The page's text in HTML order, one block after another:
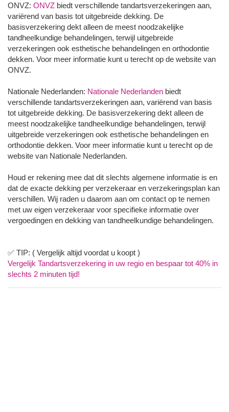
ONVZ: ONVZ biedt verschillende tandartsverzekeringen aan,
variërend van basis tot uitgebreide dekking. De
basisverzekering dekt alleen de meest noodzakelijke
tandheelkundige behandelingen, terwijl uitgebreide
verzekeringen ook esthetische behandelingen en orthodontie
dekken. Voor meer informatie kunt u terecht op de website van
ONVZ.
Nationale Nederlanden: Nationale Nederlanden biedt
verschillende tandartsverzekeringen aan, variërend van basis
tot uitgebreide dekking. De basisverzekering dekt alleen de
meest noodzakelijke tandheelkundige behandelingen, terwijl
uitgebreide verzekeringen ook esthetische behandelingen en
orthodontie dekken. Voor meer informatie kunt u terecht op de
website van Nationale Nederlanden.
Houd er rekening mee dat dit slechts algemene informatie is en
dat de exacte dekking per verzekeraar en verzekeringsplan kan
verschillen. Wij raden u daarom aan om contact op te nemen
met uw eigen verzekeraar voor specifieke informatie over
vergoedingen en dekking van tandheelkundige behandelingen.
✅ TIP: ( Vergelijk altijd voordat u koopt )
Vergelijk Tandartsverzekering in uw regio en bespaar tot 40% in
slechts 2 minuten tijd!